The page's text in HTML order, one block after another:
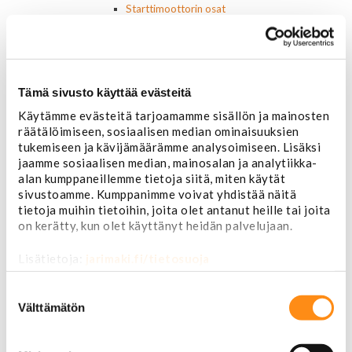
Tämä sivusto käyttää evästeitä
Käytämme evästeitä tarjoamamme sisällön ja mainosten
räätälöimiseen, sosiaalisen median ominaisuuksien
tukemiseen ja kävijämäärämme analysoimiseen. Lisäksi
jaamme sosiaalisen median, mainosalan ja analytiikka-
alan kumppaneillemme tietoja siitä, miten käytät
sivustoamme. Kumppanimme voivat yhdistää näitä
tietoja muihin tietoihin, joita olet antanut heille tai joita
on kerätty, kun olet käyttänyt heidän palvelujaan.
Lisätietoja: jarimaki.fi/tietosuoja
valinta
Välttämätön
Starttimoottorin osat
Ajovalokytkimet
Keskuslukon kytkimet
Lämmityslaitteen osat
Muut kytkimet ja sähköosat
Nelivedon kytkimet
Ovivalokykimet
Releet ja sulakkeet
Vakionopeudensäätimen osat
Tarrat, tunnukset, logot, merkit
Käytetyt alkuperäismerkit
AMC merkit